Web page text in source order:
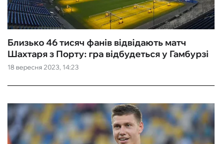
18 вересня 2023, 14:23
Близько 46 тисяч фанів відвідають матч
Шахтаря з Порту: гра відбудеться у Гамбурзі